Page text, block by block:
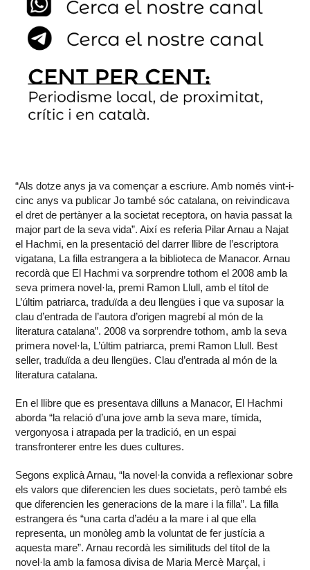
“Als dotze anys ja va començar a escriure. Amb només vint-i-
cinc anys va publicar Jo també sóc catalana, on reivindicava
el dret de pertànyer a la societat receptora, on havia passat la
major part de la seva vida”. Així es referia Pilar Arnau a Najat
el Hachmi, en la presentació del darrer llibre de l’escriptora
vigatana, La filla estrangera a la biblioteca de Manacor. Arnau
recordà que El Hachmi va sorprendre tothom el 2008 amb la
seva primera novel·la, premi Ramon Llull, amb el títol de
L’últim patriarca, traduïda a deu llengües i que va suposar la
clau d’entrada de l’autora d’origen magrebí al món de la
literatura catalana”. 2008 va sorprendre tothom, amb la seva
primera novel·la, L’últim patriarca, premi Ramon Llull. Best
seller, traduïda a deu llengües. Clau d’entrada al món de la
literatura catalana.
En el llibre que es presentava dilluns a Manacor, El Hachmi
aborda “la relació d’una jove amb la seva mare, tímida,
vergonyosa i atrapada per la tradició, en un espai
transfronterer entre les dues cultures.
Segons explicà Arnau, “la novel·la convida a reflexionar sobre
els valors que diferencien les dues societats, però també els
que diferencien les generacions de la mare i la filla”. La filla
estrangera és “una carta d’adéu a la mare i al que ella
representa, un monòleg amb la voluntat de fer justícia a
aquesta mare”. Arnau recordà les similituds del títol de la
novel·la amb la famosa divisa de Maria Mercè Marçal, i